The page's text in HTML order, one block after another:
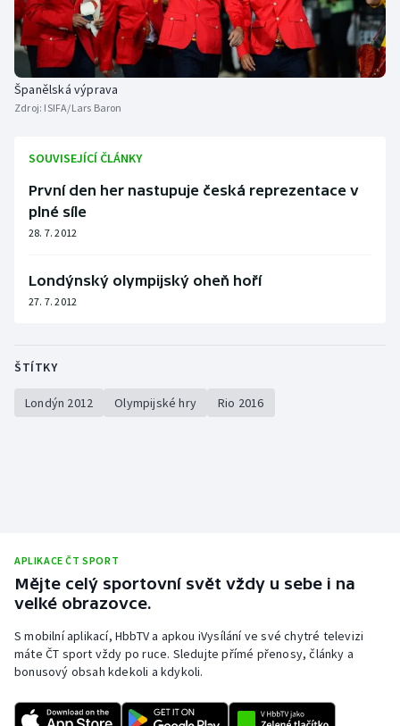
Španělská výprava
Zdroj: ISIFA/Lars Baron
SOUVISEJÍCÍ ČLÁNKY
První den her nastupuje česká reprezentace v
plné síle
28. 7. 2012
Londýnský olympijský oheň hoří
27. 7. 2012
ŠTÍTKY
Londýn 2012 Olympijské hry Rio 2016
APLIKACE ČT SPORT
Mějte celý sportovní svět vždy u sebe i na
velké obrazovce.
S mobilní aplikací, HbbTV a apkou iVysílání ve své chytré televizi
máte ČT sport vždy po ruce. Sledujte přímé přenosy, články a
bonusový obsah kdekoli a kdykoli.